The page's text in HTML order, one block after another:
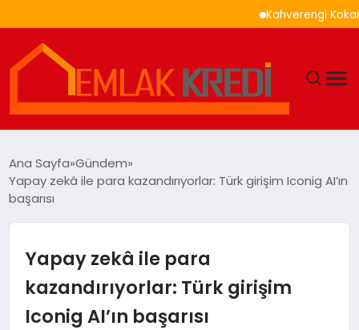
Kahverengi Kokarca
EKONOMI
EĞITIM
MAGAZIN
Ana Sayfa Gündem
Yapay zekâ ile para kazandırıyorlar: Türk girişim Iconig AI’ın
başarısı
Yapay zekâ ile para
kazandırıyorlar: Türk girişim
Iconig AI’ın başarısı